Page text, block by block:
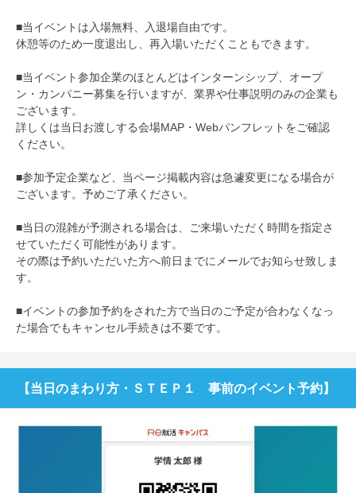
■当イベントは入場無料、入退場自由です。
休憩等のため一度退出し、再入場いただくこともできます。
■当イベント参加企業のほとんどはインターンシップ、オープ
ン・カンパニー募集を行いますが、業界や仕事説明のみの企業も
ございます。
詳しくは当日お渡しする会場MAP・Webパンフレットをご確認
ください。
■参加予定企業など、当ページ掲載内容は急遽変更になる場合が
ございます。予めご了承ください。
■当日の混雑が予測される場合は、ご来場いただく時間を指定さ
せていただく可能性があります。
その際は予約いただいた方へ前日までにメールでお知らせ致しま
す。
■イベントの参加予約をされた方で当日のご予定が合わなくなっ
た場合でもキャンセル手続きは不要です。
【当日のまわり方・ＳＴＥＰ１ 事前のイベント予約】